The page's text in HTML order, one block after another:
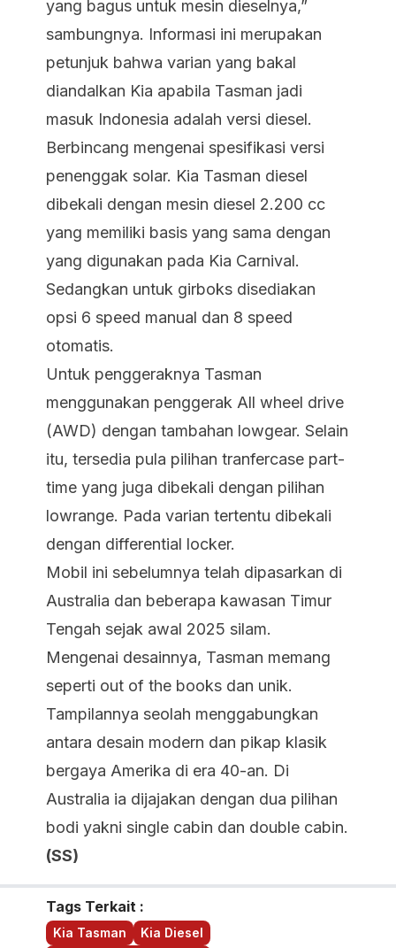
yang bagus untuk mesin dieselnya,”
sambungnya. Informasi ini merupakan
petunjuk bahwa varian yang bakal
diandalkan Kia apabila Tasman jadi
masuk Indonesia adalah versi diesel.
Berbincang mengenai spesifikasi versi
penenggak solar. Kia Tasman diesel
dibekali dengan mesin diesel 2.200 cc
yang memiliki basis yang sama dengan
yang digunakan pada Kia Carnival.
Sedangkan untuk girboks disediakan
opsi 6 speed manual dan 8 speed
otomatis.
Untuk penggeraknya Tasman
menggunakan penggerak All wheel drive
(AWD) dengan tambahan lowgear. Selain
itu, tersedia pula pilihan tranfercase part-
time yang juga dibekali dengan pilihan
lowrange. Pada varian tertentu dibekali
dengan differential locker.
Mobil ini sebelumnya telah dipasarkan di
Australia dan beberapa kawasan Timur
Tengah sejak awal 2025 silam.
Mengenai desainnya, Tasman memang
seperti out of the books dan unik.
Tampilannya seolah menggabungkan
antara desain modern dan pikap klasik
bergaya Amerika di era 40-an. Di
Australia ia dijajakan dengan dua pilihan
bodi yakni single cabin dan double cabin.
(SS)
Tags Terkait :
Kia Tasman
Kia Diesel